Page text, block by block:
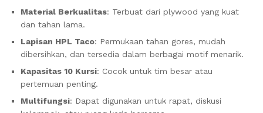
Material Berkualitas: Terbuat dari plywood yang kuat
dan tahan lama.
Lapisan HPL Taco: Permukaan tahan gores, mudah
dibersihkan, dan tersedia dalam berbagai motif menarik.
Kapasitas 10 Kursi: Cocok untuk tim besar atau
pertemuan penting.
Multifungsi: Dapat digunakan untuk rapat, diskusi